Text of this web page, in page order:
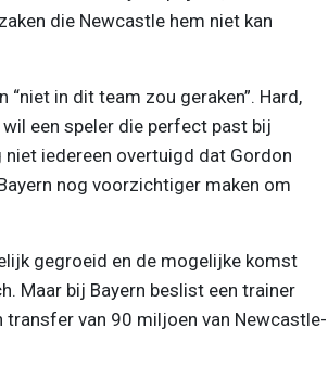
die Newcastle hem niet kan
in dit team zou geraken”. Hard,
een speler die perfect past bij
niet iedereen overtuigd dat Gordon
nog voorzichtiger maken om
gegroeid en de mogelijke komst
Maar bij Bayern beslist een trainer
van 90 miljoen van Newcastle-